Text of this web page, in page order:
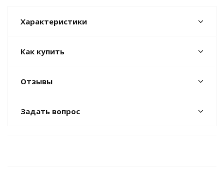
Характеристики
Как купить
Отзывы
Задать вопрос